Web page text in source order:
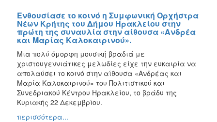
Ενθουσίασε το κοινό η Συμφωνική Ορχήστρα
Νέων Κρήτης του Δήμου Ηρακλείου στην
πρώτη της συναυλία στην αίθουσα «Ανδρέα
και Μαρίας Καλοκαιρινού».
Μια πολύ όμορφη μουσική βραδιά με
χριστουγεννιάτικες μελωδίες είχε την ευκαιρία να
απολαύσει το κοινό στην αίθουσα «Ανδρέας και
Μαρία Καλοκαιρινού» του Πολιτιστικού και
Συνεδριακού Κέντρου Ηρακλείου, το βράδυ της
Κυριακής 22 Δεκεμβρίου.
περισσότερα...